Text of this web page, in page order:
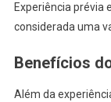
Experiência prévia
considerada uma
Benefícios
Além da